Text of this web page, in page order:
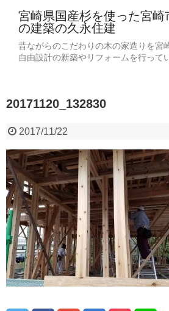
宮崎県国産杉を使った宮崎
の建築の久永住建
昔ながらのこだわりの木の家造りを宮
自由設計の新築やリフォームを行って
20171120_132830
2017/11/22